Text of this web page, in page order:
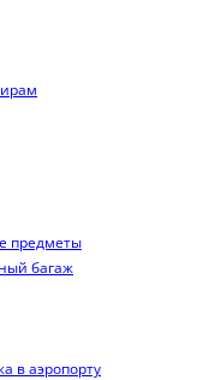
предметы
багаж
в аэропорту